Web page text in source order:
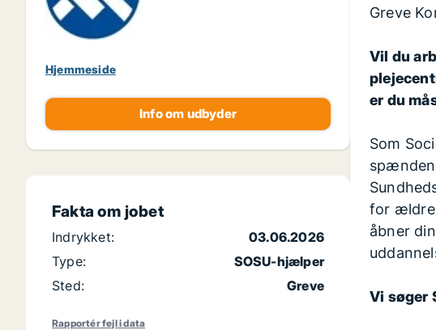
Greve
Vil du
er du
Som
for
åbner
Vi søger
Hjemmeside
Info om udbyder
Fakta om jobet
Indrykket:
03.06.2026
Type:
SOSU-hjælper
Sted:
Greve
Rapportér fejl i data